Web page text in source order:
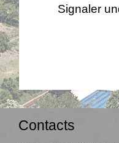
Signaler
Contacts